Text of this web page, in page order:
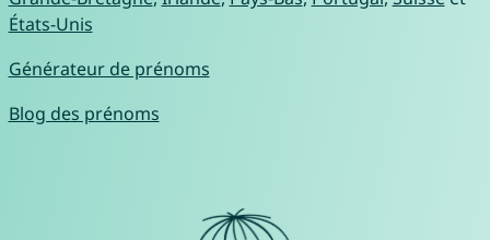
États-Unis
Générateur de prénoms
Blog des prénoms